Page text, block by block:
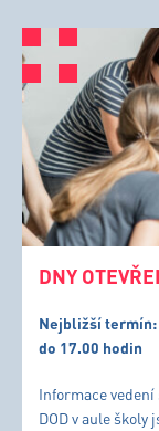
DNY
Nejbližší termín:
do 17.00 hodin
Informace
DOD v aule školy